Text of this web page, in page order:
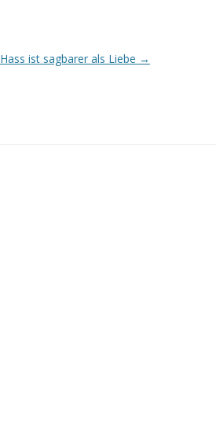
Hass ist sagbarer als Liebe →